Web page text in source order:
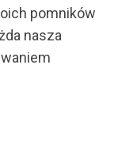
pomników
nasza